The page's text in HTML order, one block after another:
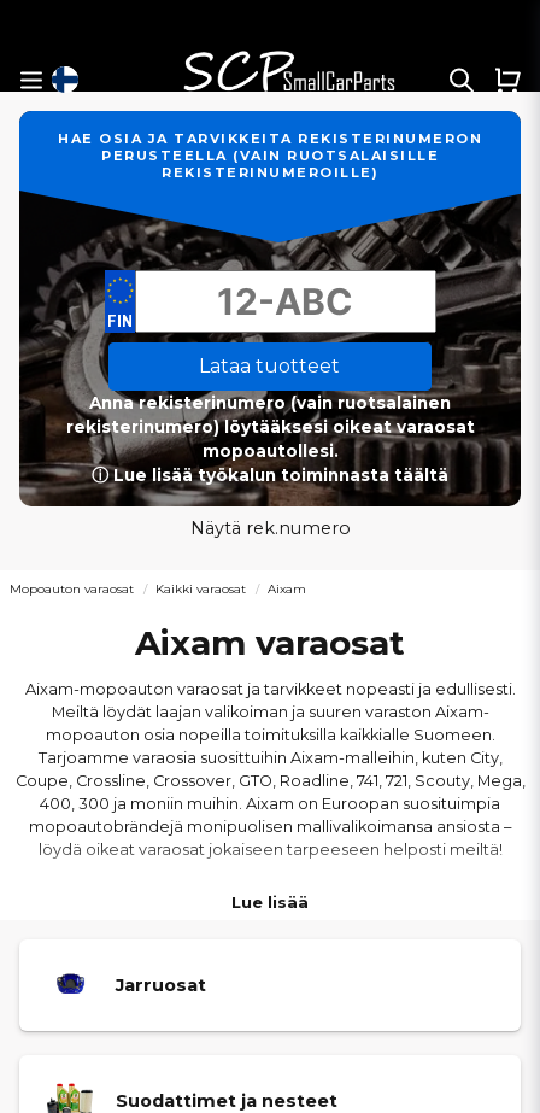
HAE OSIA JA TARVIKKEITA REKISTERINUMERON
PERUSTEELLA (VAIN RUOTSALAISILLE
REKISTERINUMEROILLE)
Lataa tuotteet
Anna rekisterinumero (vain ruotsalainen
rekisterinumero) löytääksesi oikeat varaosat
mopoautollesi.
ⓘ Lue lisää työkalun toiminnasta täältä
Näytä rek.numero
Mopoauton varaosat Kaikki varaosat Aixam
Aixam varaosat
Aixam-mopoauton varaosat ja tarvikkeet nopeasti ja edullisesti.
Meiltä löydät laajan valikoiman ja suuren varaston Aixam-
mopoauton osia nopeilla toimituksilla kaikkialle Suomeen.
Tarjoamme varaosia suosittuihin Aixam-malleihin, kuten City,
Coupe, Crossline, Crossover, GTO, Roadline, 741, 721, Scouty, Mega,
400, 300 ja moniin muihin. Aixam on Euroopan suosituimpia
mopoautobrändejä monipuolisen mallivalikoimansa ansiosta –
löydä oikeat varaosat jokaiseen tarpeeseen helposti meiltä!
Lue lisää
Jarruosat
Suodattimet ja nesteet